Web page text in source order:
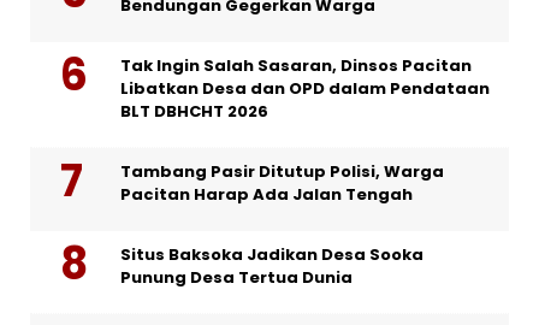
Bendungan Gegerkan Warga
Tak Ingin Salah Sasaran, Dinsos Pacitan
Libatkan Desa dan OPD dalam Pendataan
BLT DBHCHT 2026
Tambang Pasir Ditutup Polisi, Warga
Pacitan Harap Ada Jalan Tengah
Situs Baksoka Jadikan Desa Sooka
Punung Desa Tertua Dunia